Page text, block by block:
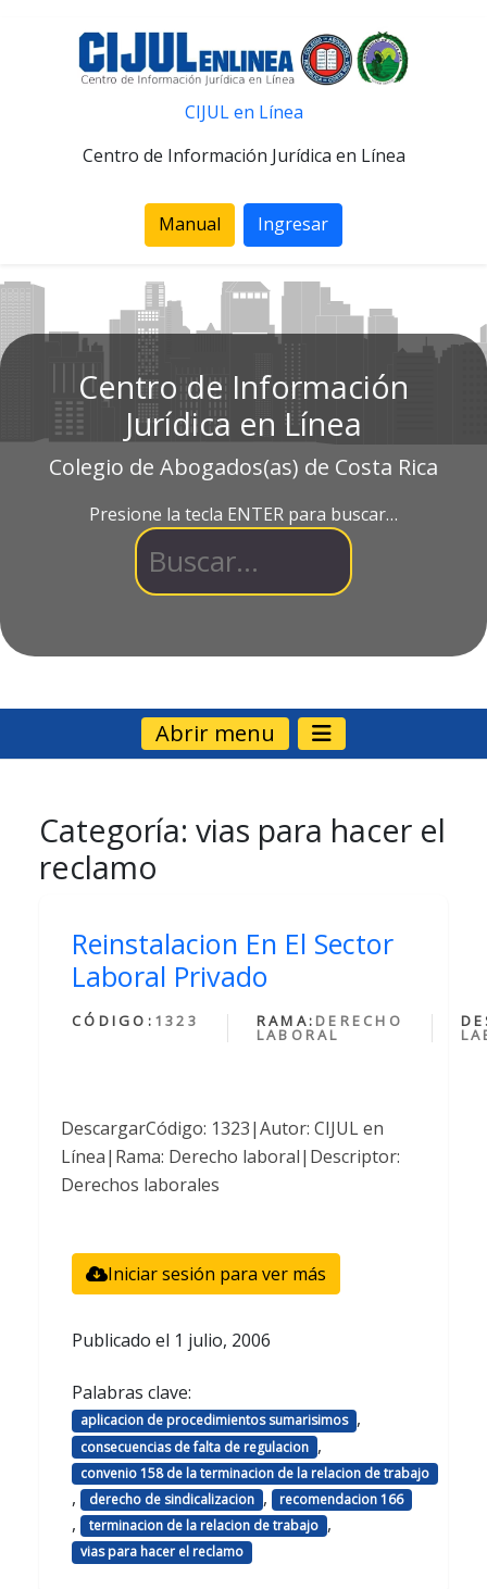
CIJUL en Línea
Centro de Información Jurídica en Línea
Manual Ingresar
Centro de Información
Jurídica en Línea
Colegio de Abogados(as) de Costa Rica
Presione la tecla ENTER para buscar…
Abrir menu
Categoría: vias para hacer el
reclamo
Reinstalacion En El Sector
Laboral Privado
CÓDIGO: 1323 RAMA: DERECHO
LABORAL
DescargarCódigo: 1323|Autor: CIJUL en
Línea|Rama: Derecho laboral|Descriptor:
Derechos laborales
Iniciar sesión para ver más
Publicado el 1 julio, 2006
Palabras clave:
aplicacion de procedimientos sumarisimos ,
consecuencias de falta de regulacion ,
convenio 158 de la terminacion de la relacion de trabajo
, derecho de sindicalizacion , recomendacion 166
, terminacion de la relacion de trabajo ,
vias para hacer el reclamo